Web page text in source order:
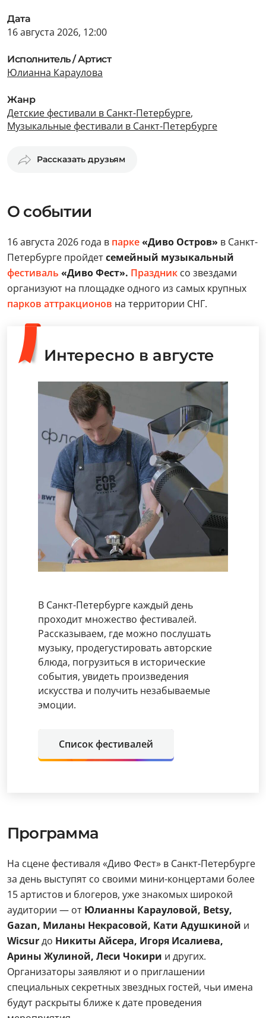
Дата
16 августа 2026, 12:00
Исполнитель / Артист
Юлианна Караулова
Жанр
Детские фестивали в Санкт-Петербурге,
Музыкальные фестивали в Санкт-Петербурге
Рассказать друзьям
О событии
16 августа 2026 года в парке«Диво Остров» в Санкт-
Петербурге пройдетсемейный музыкальный
фестиваль «Диво Фест». Праздник со звездами
организуют на площадке одного из самых крупных
парков аттракционов на территории СНГ.
Интересно в августе
В Санкт-Петербурге каждый день
проходит множество фестивалей.
Рассказываем, где можно послушать
музыку, продегустировать авторские
блюда, погрузиться в исторические
события, увидеть произведения
искусства и получить незабываемые
эмоции.
Список фестивалей
Программа
На сцене фестиваля «Диво Фест» в Санкт-Петербурге
за день выступят со своими мини-концертами более
15 артистов и блогеров, уже знакомых широкой
аудитории — от Юлианны Карауловой, Betsy,
Gazan, Миланы Некрасовой, Кати Адушкиной и
Wicsurдо Никиты Айсера, Игоря Исалиева,
Арины Жулиной, Леси Чокири и других.
Организаторы заявляют и о приглашении
специальных секретных звездных гостей, чьи имена
будут раскрыты ближе к дате проведения